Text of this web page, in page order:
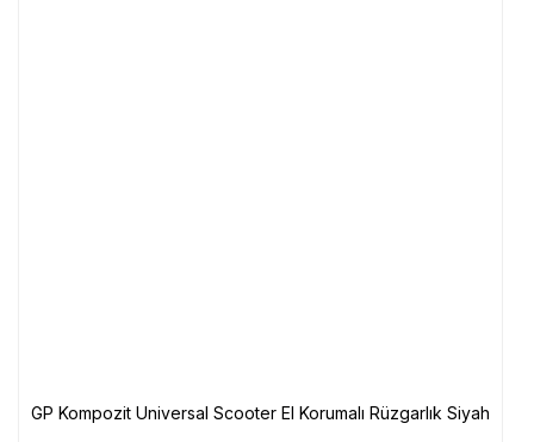
GP Kompozit Universal Scooter El Korumalı Rüzgarlık Siyah